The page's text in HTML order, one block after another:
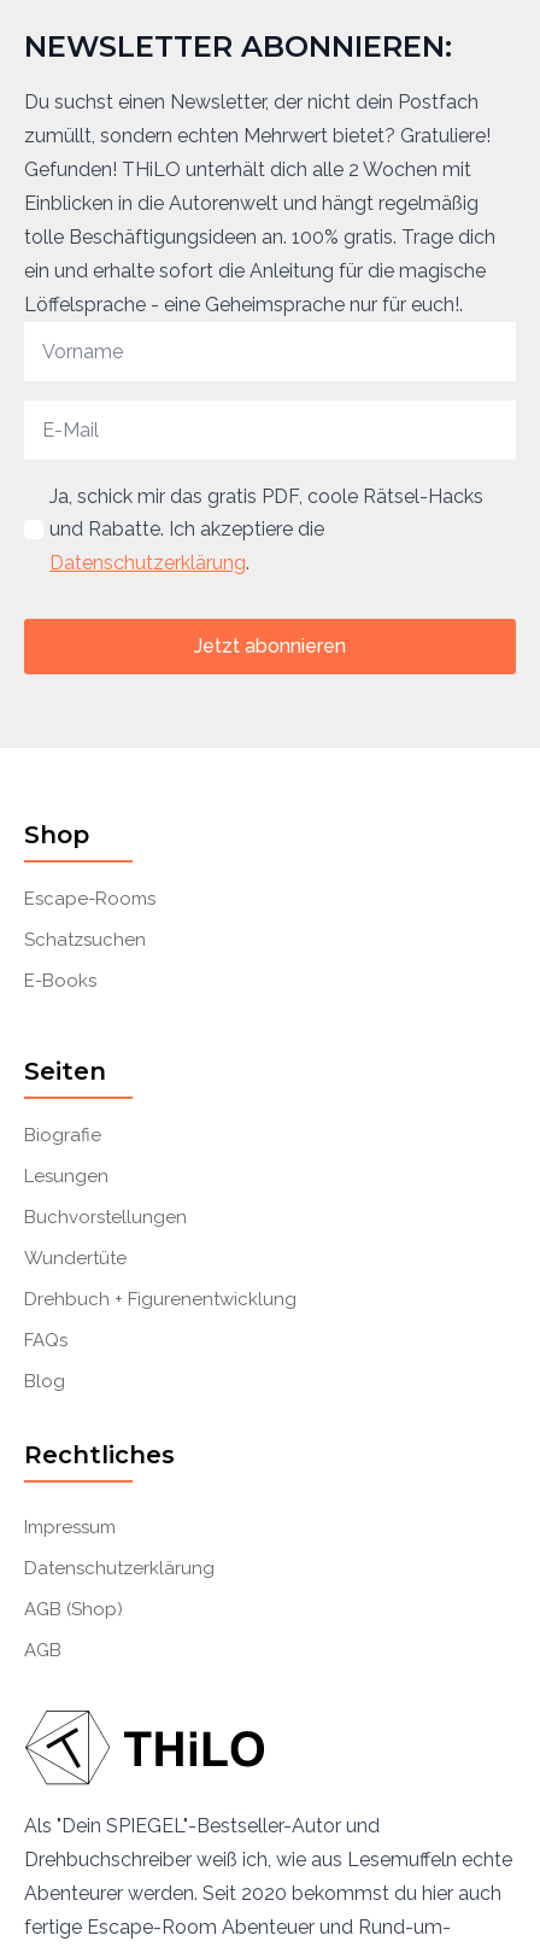
NEWSLETTER ABONNIEREN:
Du suchst einen Newsletter, der nicht dein Postfach
zumüllt, sondern echten Mehrwert bietet? Gratuliere!
Gefunden! THiLO unterhält dich alle 2 Wochen mit
Einblicken in die Autorenwelt und hängt regelmäßig
tolle Beschäftigungsideen an. 100% gratis. Trage dich
ein und erhalte sofort die Anleitung für die magische
Löffelsprache - eine Geheimsprache nur für euch!.
Ja, schick mir das gratis PDF, coole Rätsel-Hacks
und Rabatte. Ich akzeptiere die
Datenschutzerklärung.
Jetzt abonnieren
Als "Dein SPIEGEL"-Bestseller-Autor und
Drehbuchschreiber weiß ich, wie aus Lesemuffeln echte
Abenteurer werden. Seit 2020 bekommst du hier auch
fertige Escape-Room Abenteuer und Rund-um-
Shop
Escape-Rooms
Schatzsuchen
E-Books
Seiten
Biografie
Lesungen
Buchvorstellungen
Wundertüte
Drehbuch + Figurenentwicklung
FAQs
Blog
Rechtliches
Impressum
Datenschutzerklärung
AGB (Shop)
AGB